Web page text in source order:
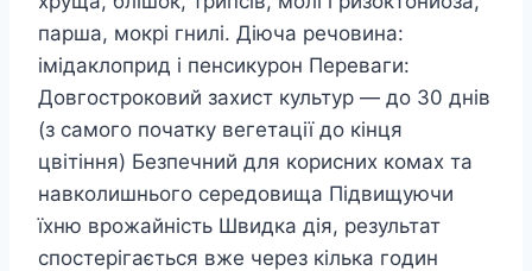
парша, мокрі гнилі. Діюча речовина:
імідаклоприд і пенсикурон Переваги: ​​
Довгостроковий захист культур ― до 30 днів
(з самого початку вегетації до кінця
цвітіння) Безпечний для корисних комах та
навколишнього середовища Підвищуючи
їхню врожайність Швидка дія, результат
спостерігається вже через кілька годин